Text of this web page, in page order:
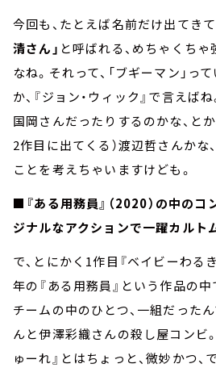
今回も、たとえば名前だけ出てき
清さん」 と呼ばれる、めちゃくちゃ
なね。それって、「ブギーマン」っ
か、『ジョン・ウィック』で言えば
国岡さんだったりするのかな、とか
2作目に出てくる）渡辺哲さんかな
ことを考えちゃいますけども。
■『ある用務員』（2020）の中のコ
ジナルなアクションで一躍カルト
で、とにかく1作目『ベイビーわる
年の『ある用務員』という作品の
チームの中のひとつ、一組だった
んと伊澤彩織さんの殺し屋コンビ
ゅーれ』とはちょっと、微妙かつ